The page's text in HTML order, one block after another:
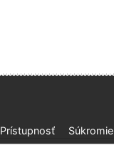
Prístupnosť
Súkromie